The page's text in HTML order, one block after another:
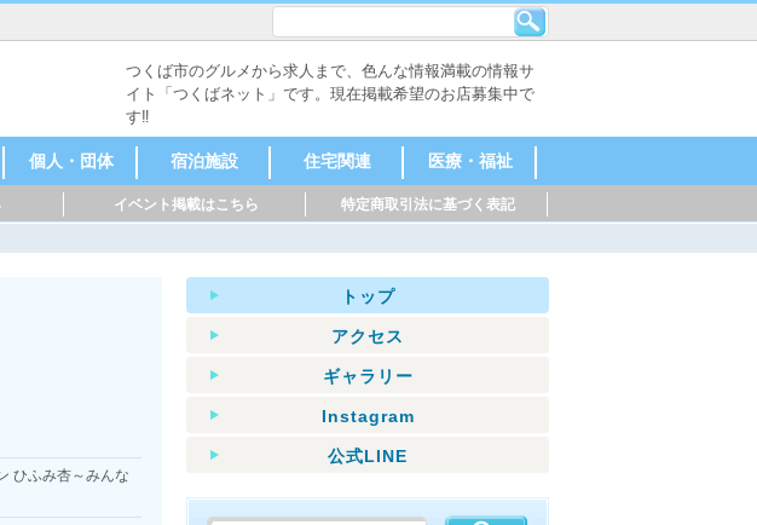
つくば市のグルメから求人まで、色んな情報満載の情報サ
イト「つくばネット」です。現在掲載希望のお店募集中で
す‼
個人・団体
イナー
作家
ーナー
宿泊施設
ホテル
旅館
民宿
住宅関連
不動産会社
工務店・建築
事務所
外構・エクス
テリア
医療・福祉
医療機関
福祉施設
イベント掲載はこちら 特定商取引法に基づく表記
ひふみ杏～みんな
トップ
アクセス
ギャラリー
Instagram
公式LINE